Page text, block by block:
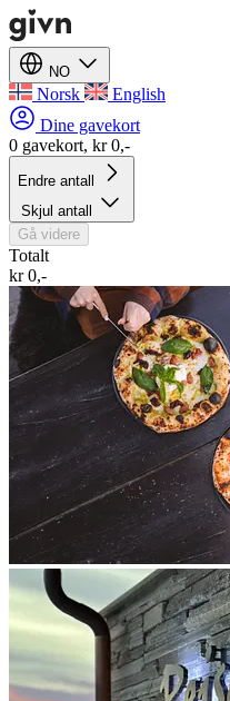
NO
Norsk
English
Dine gavekort
0 gavekort, kr 0,-
Endre antall
Skjul antall
Gå videre
Totalt
kr 0,-